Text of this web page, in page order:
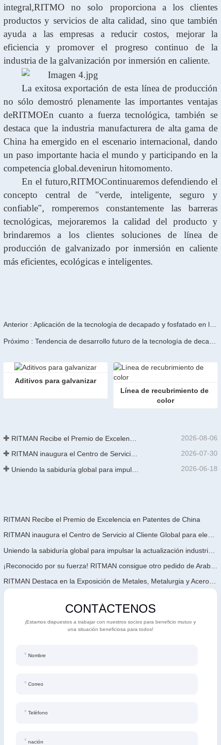
integral,RITMO no solo proporciona a los clientes
productos y servicios de alta calidad, sino que también
ayuda a las empresas a reducir costos, mejorar la
eficiencia y promover el progreso continuo de la
industria de la galvanización por inmersión en caliente.
La exitosa exportación de esta línea de producción
no sólo demostró plenamente las importantes ventajas
deRITMOEn cuanto a fuerza tecnológica, también se
destaca que la industria manufacturera de alta gama de
China ha emergido en el escenario internacional, dando
un paso importante hacia el mundo y participando en la
competencia global.devenirun hitomomento.
En el futuro,RITMOContinuaremos defendiendo el
concepto central de "verde, inteligente, seguro y
confiable", romperemos constantemente las barreras
tecnológicas, mejoraremos la calidad del producto y
brindaremos a los clientes soluciones de línea de
producción de galvanizado por inmersión en caliente
más eficientes, ecológicas e inteligentes.
Aditivos para galvanizar
Línea de recubrimiento de
color
2026-08-06
RITMAN inaugura el Centro de Servicio al Cliente Global para elevar el soporte de ciclo de vida completo para clientes en todo el mundo 2026-07-30
2026-06-18
RITMAN Recibe el Premio de Excelencia en Patentes de China
RITMAN inaugura el Centro de Servicio al Cliente Global para elevar el soporte de ciclo de vida completo para clientes en todo el mundo
CONTÁCTENOS
¡Estamos dispuestos a trabajar con nuestros socios para beneficio mutuo y
una situación beneficiosa para todos!
Nombre
Correo
Teléfono
nación